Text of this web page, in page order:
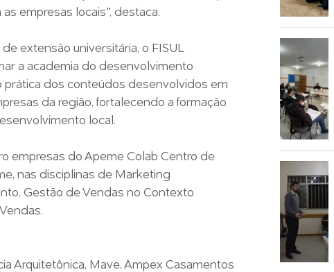
empresas locais”, destaca.
extensão universitária, o FISUL
a academia do desenvolvimento
prática dos conteúdos desenvolvidos em
da região, fortalecendo a formação
local.
empresas do Apeme Colab Centro de
nas disciplinas de Marketing
Gestão de Vendas no Contexto
Arquitetônica, Mave, Ampex Casamentos